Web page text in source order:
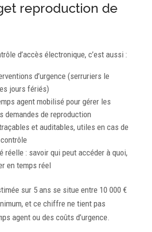
reproduction de
d’accès électronique, c’est aussi :
d’urgence (serruriers le
jours fériés)
agent mobilisé pour gérer les
demandes de reproduction
et auditables, utiles en cas de
réelle : savoir qui peut accéder à quoi,
en temps réel
sur 5 ans se situe entre 10 000 €
et ce chiffre ne tient pas
agent ou des coûts d’urgence.